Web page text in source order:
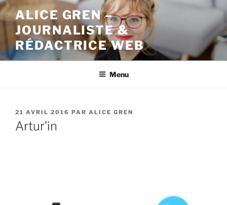
Aller
au
contenu
principal
ALICE GREN –
JOURNALISTE &
RÉDACTRICE WEB
Menu
PUBLIÉ
LE
21 AVRIL 2016 PAR ALICE GREN
Artur’in